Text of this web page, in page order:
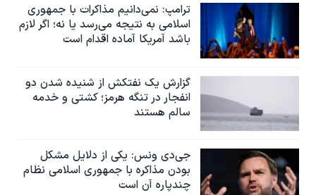
ترامپ: نمی‌دانیم مذاکرات با جمهوری
اسلامی به نتیجه می‌رسد یا نه؛ اگر لازم
باشد آمریکا آماده اقدام است
گزارش یک نفتکش از شنیده شدن دو
انفجار در تنگه هرمز؛ کشتی و خدمه
سالم هستند
جی‌دی ونس: یکی از دلایل مشکل
بودن مذاکره با جمهوری اسلامی نظام
چندپاره آن است